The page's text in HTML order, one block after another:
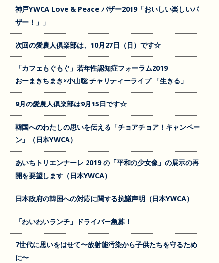
神戸YWCA Love & Peace バザー2019「おいしい楽しいバ
ザー！」」
次回の愛農人倶楽部は、10月27日（日）です☆
「カフェもぐもぐ」若年性認知症フォーラム2019
おーまきちまき×小山聡 チャリティーライブ 「生きる」
9月の愛農人倶楽部は9月15日です☆
韓国へのわたしの思いを伝える「チョアチョア！キャンペー
ン」（日本YWCA）
あいちトリエンナーレ 2019 の「平和の少女像」の展示の再
開を要望します（日本YWCA）
日本政府の韓国への対応に関する抗議声明（日本YWCA）
「わいわいランチ」ドライバー急募！
7世代に思いをはせて〜放射能汚染から子供たちを守るため
に〜